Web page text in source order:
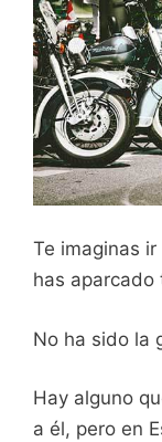
Te imaginas
has aparcado
No ha sido la
Hay alguno
a él, pero en